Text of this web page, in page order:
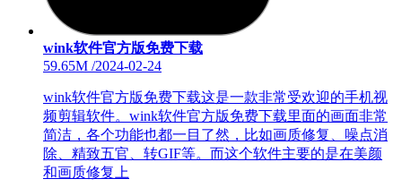
wink软件官方版免费下载
59.65M /2024-02-24
wink软件官方版免费下载这是一款非常受欢迎的手机视
频剪辑软件。wink软件官方版免费下载里面的画面非常
简洁，各个功能也都一目了然，比如画质修复、噪点消
除、精致五官、转GIF等。而这个软件主要的是在美颜
和画质修复上